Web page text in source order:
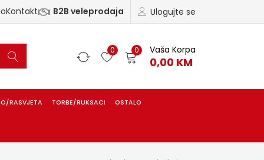
Ulogujte se
Kontakt B2B veleprodaja
0 0 Vaša Korpa
0,00 KM
RASVJETA TORBE/RUKSACI OSTALO